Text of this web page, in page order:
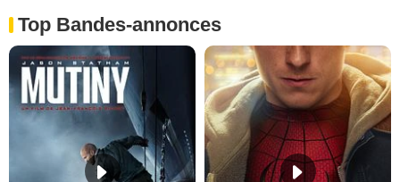
Top Bandes-annonces